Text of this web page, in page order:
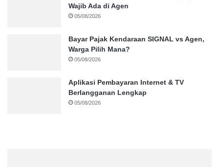
Wajib Ada di Agen
05/08/2026
Bayar Pajak Kendaraan SIGNAL vs Agen,
Warga Pilih Mana?
05/08/2026
Aplikasi Pembayaran Internet & TV
Berlangganan Lengkap
05/08/2026